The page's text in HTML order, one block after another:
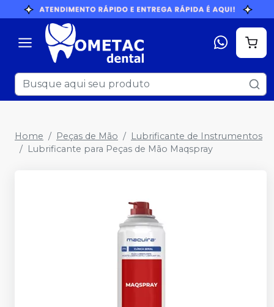
Home Peças de Mão
Lubrificante de Instrumentos
Lubrificante para Peças de Mão Maqspray